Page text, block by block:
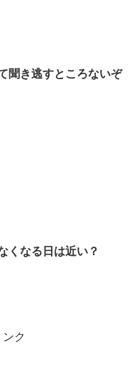
聞き逃すところないぞ
くなる日は近い？
ク